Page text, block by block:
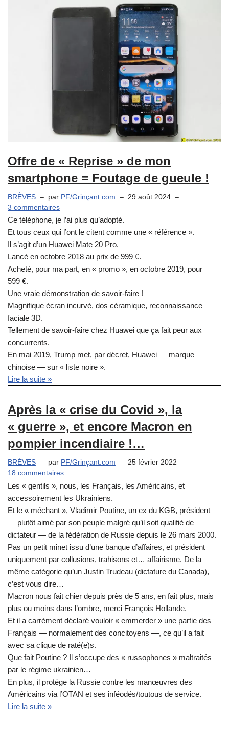
Offre de « Reprise » de mon
smartphone = Foutage de gueule !
BRÈVES par PF/Grinçant.com
29 août 2024
3 commentaires
Ce téléphone, je l’ai plus qu’adopté.
Et tous ceux qui l’ont le citent comme une « référence ».
Il s’agit d’un Huawei Mate 20 Pro.
Lancé en octobre 2018 au prix de 999 €.
Acheté, pour ma part, en « promo », en octobre 2019, pour
599 €.
Une vraie démonstration de savoir-faire !
Magnifique écran incurvé, dos céramique, reconnaissance
faciale 3D.
Tellement de savoir-faire chez Huawei que ça fait peur aux
concurrents.
En mai 2019, Trump met, par décret, Huawei — marque
chinoise — sur « liste noire ».
Lire la suite »
Après la « crise du Covid », la
« guerre », et encore Macron en
pompier incendiaire !…
BRÈVES par PF/Grinçant.com
25 février 2022
18 commentaires
Les « gentils », nous, les Français, les Américains, et
accessoirement les Ukrainiens.
Et le « méchant », Vladimir Poutine, un ex du KGB, président
— plutôt aimé par son peuple malgré qu’il soit qualifié de
dictateur — de la fédération de Russie depuis le 26 mars 2000.
Pas un petit minet issu d’une banque d’affaires, et président
uniquement par collusions, trahisons et… affairisme. De la
même catégorie qu’un Justin Trudeau (dictature du Canada),
c’est vous dire…
Macron nous fait chier depuis près de 5 ans, en fait plus, mais
plus ou moins dans l’ombre, merci François Hollande.
Et il a carrément déclaré vouloir « emmerder » une partie des
Français — normalement des concitoyens —, ce qu’il a fait
avec sa clique de raté(e)s.
Que fait Poutine ? Il s’occupe des « russophones » maltraités
par le régime ukrainien…
En plus, il protège la Russie contre les manœuvres des
Américains via l’OTAN et ses inféodés/toutous de service.
Lire la suite »